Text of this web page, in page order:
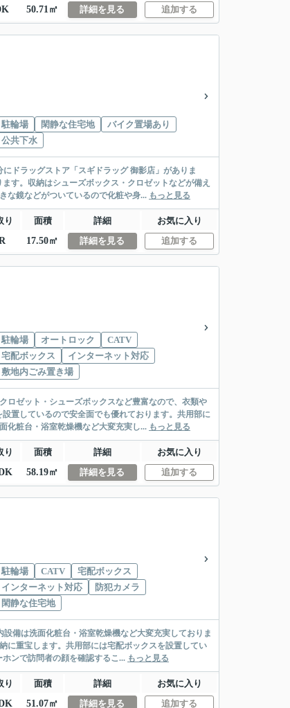
50.71㎡ 詳細を見る 追加する
駐輪場
閑静な住宅地
バイク置場あり
公共下水
ドラッグストア「スギドラッグ 御影店」がありま
す。収納はシューズボックス・クロゼットなどが備え
な鏡などがついているので化粧や身... もっと見る
り 面積 詳細
お気に入り
17.50㎡ 詳細を見る 追加する
駐輪場 オートロック
CATV
宅配ボックス
インターネット対応
敷地内ごみ置き場
ロゼット・シューズボックスなど豊富なので、衣類や
置しているので安全面でも優れております。共用部に
化粧台・浴室乾燥機など大変充実し... もっと見る
り 面積 詳細
お気に入り
58.19㎡ 詳細を見る 追加する
駐輪場 CATV
宅配ボックス
インターネット対応
防犯カメラ
閑静な住宅地
備は洗面化粧台・浴室乾燥機など大変充実しておりま
に重宝します。共用部には宅配ボックスを設置してい
ンで訪問者の顔を確認するこ... もっと見る
り 面積 詳細
お気に入り
51.07㎡ 詳細を見る 追加する